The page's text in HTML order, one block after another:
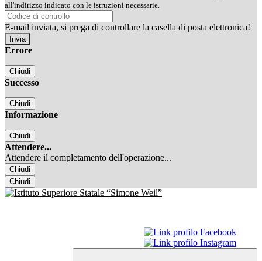
all'indirizzo indicato con le istruzioni necessarie.
E-mail inviata, si prega di controllare la casella di posta elettronica!
Errore
Chiudi
Successo
Chiudi
Informazione
Chiudi
Attendere...
Attendere il completamento dell'operazione...
Chiudi
Chiudi